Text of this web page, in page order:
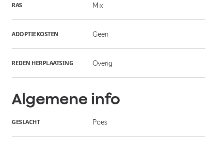
RAS Mix
ADOPTIEKOSTEN Geen
REDEN HERPLAATSING Overig
Algemene info
GESLACHT Poes